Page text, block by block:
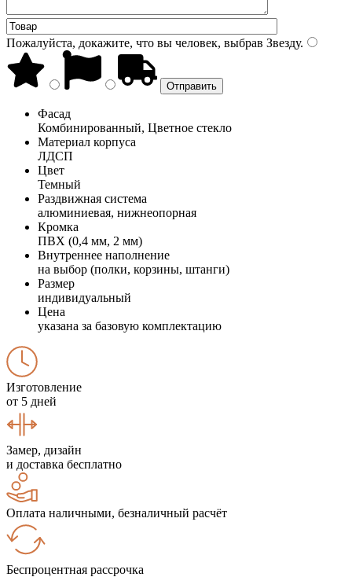
Пожалуйста, докажите, что вы человек, выбрав Звезду.
Фасад
Комбинированный, Цветное стекло
Материал корпуса
ЛДСП
Цвет
Темный
Раздвижная система
алюминиевая, нижнеопорная
Кромка
ПВХ (0,4 мм, 2 мм)
Внутреннее наполнение
на выбор (полки, корзины, штанги)
Размер
индивидуальный
Цена
указана за базовую комплектацию
Изготовление
от 5 дней
Замер, дизайн
и доставка бесплатно
Оплата наличными, безналичный расчёт
Беспроцентная рассрочка